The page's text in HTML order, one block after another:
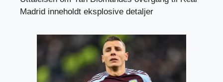
Madrid inneholdt eksplosive detaljer